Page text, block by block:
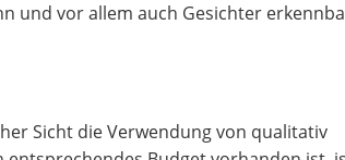
und vor allem auch Gesichter
Sicht die Verwendung von qualitativ